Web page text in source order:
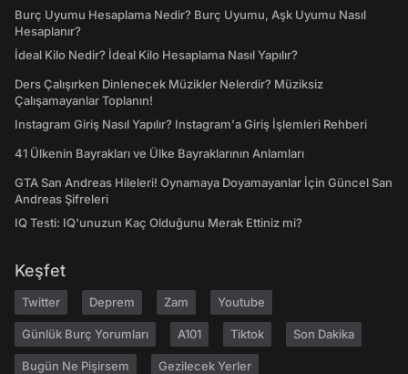
Burç Uyumu Hesaplama Nedir? Burç Uyumu, Aşk Uyumu Nasıl
Hesaplanır?
İdeal Kilo Nedir? İdeal Kilo Hesaplama Nasıl Yapılır?
Ders Çalışırken Dinlenecek Müzikler Nelerdir? Müziksiz
Çalışamayanlar Toplanın!
Instagram Giriş Nasıl Yapılır? Instagram'a Giriş İşlemleri Rehberi
41 Ülkenin Bayrakları ve Ülke Bayraklarının Anlamları
GTA San Andreas Hileleri! Oynamaya Doyamayanlar İçin Güncel San
Andreas Şifreleri
IQ Testi: IQ'unuzun Kaç Olduğunu Merak Ettiniz mi?
Keşfet
Twitter Deprem Zam Youtube
Günlük Burç Yorumları A101 Tiktok Son Dakika
Bugün Ne Pişirsem Gezilecek Yerler